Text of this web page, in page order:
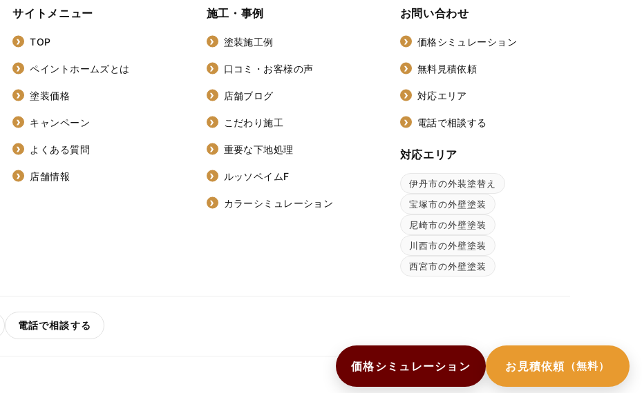
価格シミュレーション お見積依頼 （無料）
サイトメニュー
TOP
ペイントホームズとは
塗装価格
キャンペーン
よくある質問
店舗情報
施工・事例
塗装施工例
口コミ・お客様の声
店舗ブログ
こだわり施工
重要な下地処理
ルッソペイムF
カラーシミュレーション
お問い合わせ
価格シミュレーション
無料見積依頼
対応エリア
電話で相談する
対応エリア
伊丹市の外装塗替え
宝塚市の外壁塗装
尼崎市の外壁塗装
川西市の外壁塗装
西宮市の外壁塗装
電話で相談する
店舗トップへ